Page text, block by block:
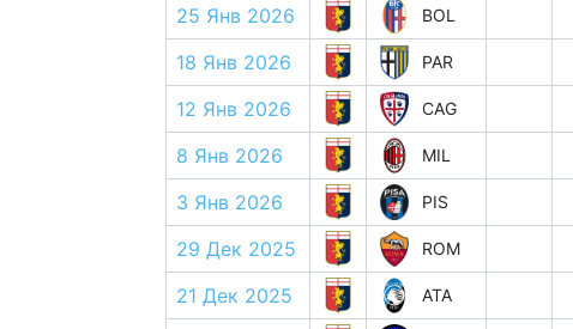
25 Янв 2026
BOL
18 Янв 2026 PAR
12 Янв 2026 CAG
8 Янв 2026 MIL
3 Янв 2026 PIS
29 Дек 2025 ROM
21 Дек 2025 ATA